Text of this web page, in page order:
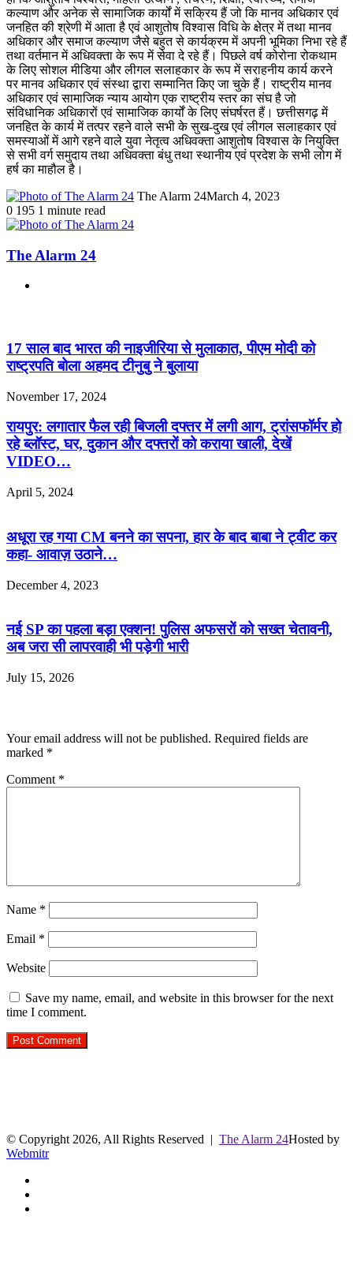
कल्याण और अनेक से सामाजिक कार्यों में सक्रिय हैं जो कि मानव अधिकार एवं
जनहित की श्रेणी में आता है एवं आशुतोष विश्वास विधि के क्षेत्र में तथा मानव
अधिकार और समाज कल्याण जैसे बहुत से कार्यक्रम में अपनी भूमिका निभा रहे हैं
तथा वर्तमान में अधिवक्ता के रूप में सेवा दे रहे हैं। पिछले वर्ष कोरोना रोकथाम
के लिए सोशल मीडिया और लीगल सलाहकार के रूप में सराहनीय कार्य करने
पर मानव अधिकार एवं संस्था द्वारा सम्मानित किए जा चुके हैं। राष्ट्रीय मानव
अधिकार एवं सामाजिक न्याय आयोग एक राष्ट्रीय स्तर का संघ है जो
संविधानिक अधिकारों एवं सामाजिक कार्यों के लिए संघर्षरत हैं। छत्तीसगढ़ में
जनहित के कार्य में तत्पर रहने वाले सभी के सुख-दुख एवं लीगल सलाहकार एवं
समस्याओं में आगे रहने वाले युवा नेतृत्व अधिवक्ता आशुतोष विश्वास के नियुक्ति
से सभी वर्ग समुदाय तथा अधिवक्ता बंधु तथा स्थानीय एवं प्रदेश के सभी लोग में
हर्ष का माहौल है।
The Alarm 24March 4, 2023
0 195 1 minute read
The Alarm 24
17 साल बाद भारत की नाइजीरिया से मुलाकात, पीएम मोदी को
राष्ट्रपति बोला अहमद टीनुबु ने बुलाया
November 17, 2024
रायपुर: लगातार फैल रही बिजली दफ्तर में लगी आग, ट्रांसफॉर्मर हो
रहे ब्लॉस्ट, घर, दुकान और दफ्तरों को कराया खाली, देखें
VIDEO…
April 5, 2024
अधूरा रह गया CM बनने का सपना, हार के बाद बाबा ने ट्वीट कर
कहा- आवाज़ उठाने…
December 4, 2023
नई SP का पहला बड़ा एक्शन! पुलिस अफसरों को सख्त चेतावनी,
अब जरा सी लापरवाही भी पड़ेगी भारी
July 15, 2026
Your email address will not be published. Required fields are
marked *
Comment *
Name *
Email *
Website
Save my name, email, and website in this browser for the next
time I comment.
© Copyright 2026, All Rights Reserved | The Alarm 24Hosted by
Webmitr